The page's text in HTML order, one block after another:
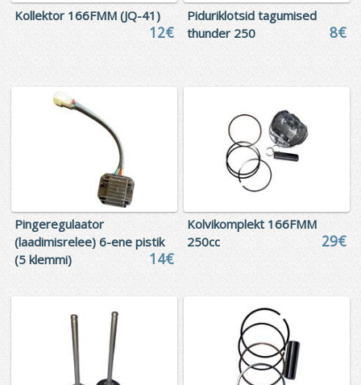
Kollektor 166FMM (JQ-41)
12€
Piduriklotsid tagumised
thunder 250
8€
Pingeregulaator
(laadimisrelee) 6-ene pistik
(5 klemmi)
14€
Kolvikomplekt 166FMM
250cc
29€